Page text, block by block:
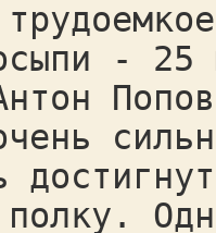
- 25